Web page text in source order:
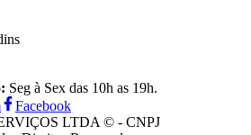
Seg à Sex das 10h as 19h.
Facebook
LTDA © - CNPJ